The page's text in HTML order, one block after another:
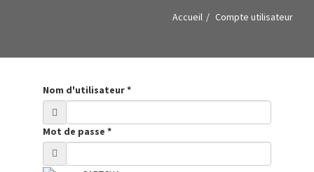
Accueil Compte utilisateur
Nom d'utilisateur*
Mot de passe *